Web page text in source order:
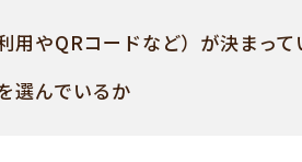
用やQRコードなど）が決まって
選んでいるか